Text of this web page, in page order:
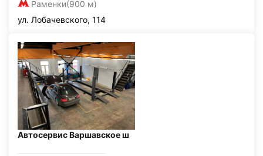
Раменки(900 м)
ул. Лобачевского, 114
Автосервис Варшавское ш